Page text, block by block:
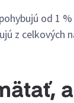
od 1
z celkových